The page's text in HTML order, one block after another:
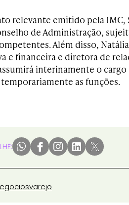
relevante emitido pela
de Administração,
Além disso,
e financeira e diretora de
interinamente o
as funções.
varejo